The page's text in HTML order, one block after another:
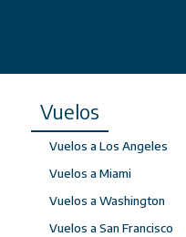
Vuelos
Vuelos a Los Angeles
Vuelos a Miami
Vuelos a Washington
Vuelos a San Francisco